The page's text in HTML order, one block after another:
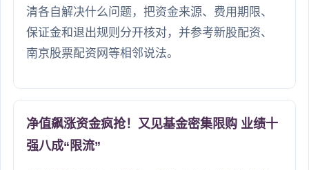
清各自解决什么问题，把资金来源、费用期限、
保证金和退出规则分开核对，并参考新股配资、
南京股票配资网等相邻说法。
净值飙涨资金疯抢！又见基金密集限购 业绩十
强八成“限流”